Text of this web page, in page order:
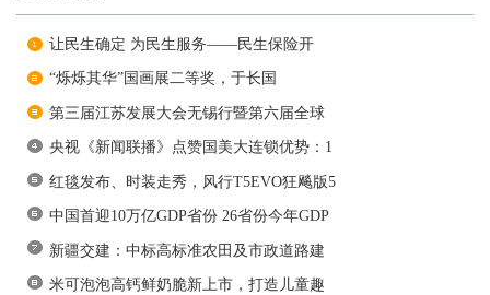
让民生确定 为民生服务——民生保险开
“烁烁其华”国画展二等奖，于长国
第三届江苏发展大会无锡行暨第六届全球
央视《新闻联播》点赞国美大连锁优势：1
红毯发布、时装走秀，风行T5EVO狂飚版5
中国首迎10万亿GDP省份 26省份今年GDP
新疆交建：中标高标准农田及市政道路建
米可泡泡高钙鲜奶脆新上市，打造儿童趣